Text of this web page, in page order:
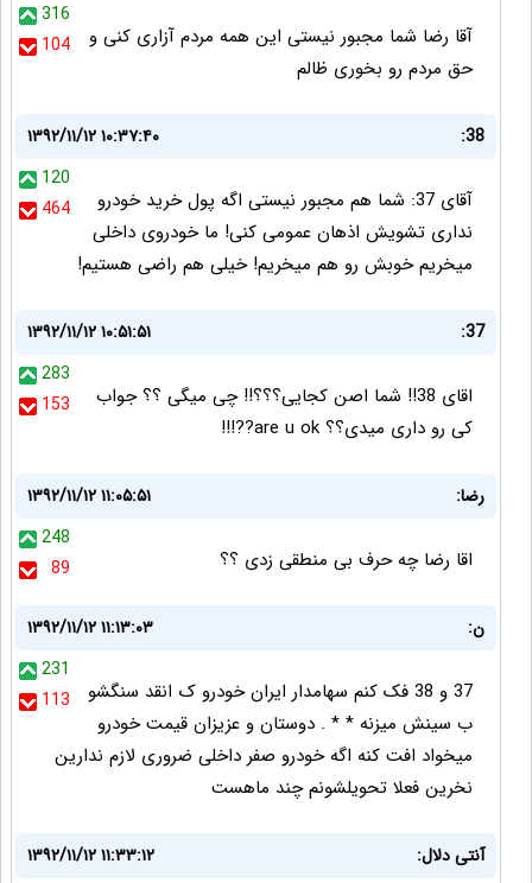
316
104
آقا رضا شما مجبور نیستی این همه مردم آزاری کنی و
حق مردم رو بخوری ظالم
38:
۱۳۹۲/۱۱/۱۲ ۱۰:۳۷:۴۰
120
464
آقای 37: شما هم مجبور نیستی اگه پول خرید خودرو
نداری تشویش اذهان عمومی کنی! ما خودروی داخلی
میخریم خوبش رو هم میخریم! خیلی هم راضی هستیم!
37:
۱۳۹۲/۱۱/۱۲ ۱۰:۵۱:۵۱
283
153
اقای 38!! شما اصن کجایی؟؟؟!! چی میگی ؟؟ جواب
کی رو داری میدی؟؟ are u ok??!!!
رضا:
۱۳۹۲/۱۱/۱۲ ۱۱:۰۵:۵۱
248
89
اقا رضا چه حرف بی منطقی زدی ؟؟
ن:
۱۳۹۲/۱۱/۱۲ ۱۱:۱۳:۰۳
231
113
37 و 38 فک کنم سهامدار ایران خودرو ک انقد سنگشو
ب سینش میزنه * * . دوستان و عزیزان قیمت خودرو
میخواد افت کنه اگه خودرو صفر داخلی ضروری لازم ندارین
نخرین فعلا تحویلشونم چند ماهست
آنتی دلال:
۱۳۹۲/۱۱/۱۲ ۱۱:۳۳:۱۲